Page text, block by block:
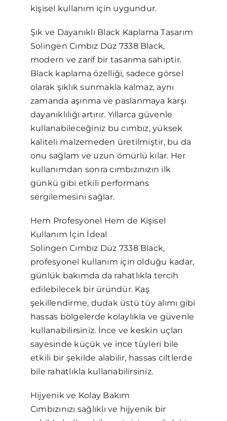
kişisel kullanım için uygundur.
Şık ve Dayanıklı Black Kaplama Tasarım
Solingen Cımbız Düz 7338 Black,
modern ve zarif bir tasarıma sahiptir.
Black kaplama özelliği, sadece görsel
olarak şıklık sunmakla kalmaz, aynı
zamanda aşınma ve paslanmaya karşı
dayanıklılığı artırır. Yıllarca güvenle
kullanabileceğiniz bu cımbız, yüksek
kaliteli malzemeden üretilmiştir, bu da
onu sağlam ve uzun ömürlü kılar. Her
kullanımdan sonra cımbızınızın ilk
günkü gibi etkili performans
sergilemesini sağlar.
Hem Profesyonel Hem de Kişisel
Kullanım İçin İdeal
Solingen Cımbız Düz 7338 Black,
profesyonel kullanım için olduğu kadar,
günlük bakımda da rahatlıkla tercih
edilebilecek bir üründür. Kaş
şekillendirme, dudak üstü tüy alımı gibi
hassas bölgelerde kolaylıkla ve güvenle
kullanabilirsiniz. İnce ve keskin uçları
sayesinde küçük ve ince tüyleri bile
etkili bir şekilde alabilir, hassas ciltlerde
bile rahatlıkla kullanabilirsiniz.
Hijyenik ve Kolay Bakım
Cımbızınızı sağlıklı ve hijyenik bir